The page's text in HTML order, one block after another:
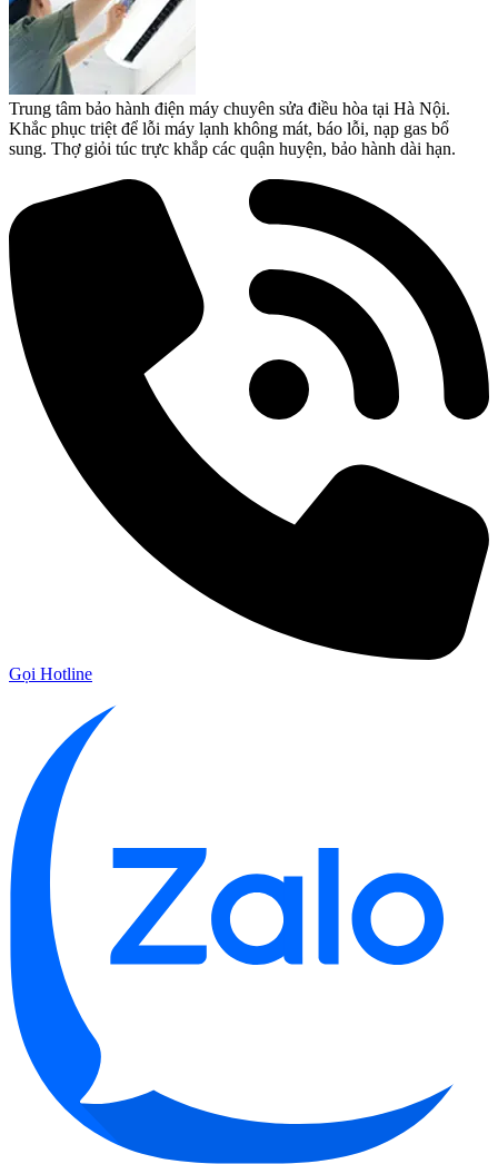
Trung tâm bảo hành điện máy chuyên sửa điều hòa tại Hà Nội.
Khắc phục triệt để lỗi máy lạnh không mát, báo lỗi, nạp gas bổ
sung. Thợ giỏi túc trực khắp các quận huyện, bảo hành dài hạn.
Gọi Hotline